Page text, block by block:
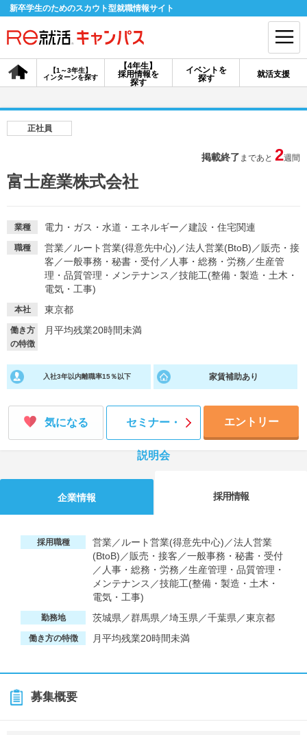
新卒学生のためのスカウト型就職情報サイト
【4年生】
採用情報を
探す
【1～3年生】
インターンを探す
イベントを
探す
就活支援
会員登録 ログイン
イベントを探す スカウト お知らせ
就活ノウハウ・サポート
就活支援
適職診断 就活チャンネル
正社員
掲載終了 まであと 2週間
富士産業株式会社
業種 電力・ガス・水道・エネルギー ／建設・住宅関連
職種 営業／ ルート営業(得意先中心) ／法人営業(BtoB) ／販売・接
客 ／一般事務・秘書・受付／ 人事・総務・労務 ／生産管
理・品質管理・メンテナンス ／技能工(整備・製造・土木・
電気・工事)
本社 東京都
働き方
の特徴
月平均残業20時間未満
入社3年以内離職率15％以下 家賃補助あり
気になる セミナー・
説明会
エントリー
企業情報 採用情報
採用職種
営業／ルート営業(得意先中心)／法人営業
(BtoB)／販売・接客／一般事務・秘書・受付
／人事・総務・労務／生産管理・品質管理・
メンテナンス／技能工(整備・製造・土木・
電気・工事)
勤務地 茨城県／群馬県／埼玉県／千葉県／東京都
働き方の特徴 月平均残業20時間未満
募集概要